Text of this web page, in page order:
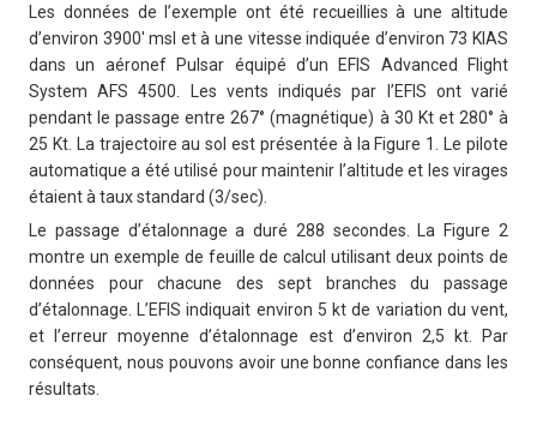
Les données de l’exemple ont été recueillies à une altitude
d’environ 3900′ msl et à une vitesse indiquée d’environ 73 KIAS
dans un aéronef Pulsar équipé d’un EFIS Advanced Flight
System AFS 4500. Les vents indiqués par l’EFIS ont varié
pendant le passage entre 267° (magnétique) à 30 Kt et 280° à
25 Kt. La trajectoire au sol est présentée à la Figure 1. Le pilote
automatique a été utilisé pour maintenir l’altitude et les virages
étaient à taux standard (3/sec).
Le passage d’étalonnage a duré 288 secondes. La Figure 2
montre un exemple de feuille de calcul utilisant deux points de
données pour chacune des sept branches du passage
d’étalonnage. L’EFIS indiquait environ 5 kt de variation du vent,
et l’erreur moyenne d’étalonnage est d’environ 2,5 kt. Par
conséquent, nous pouvons avoir une bonne confiance dans les
résultats.